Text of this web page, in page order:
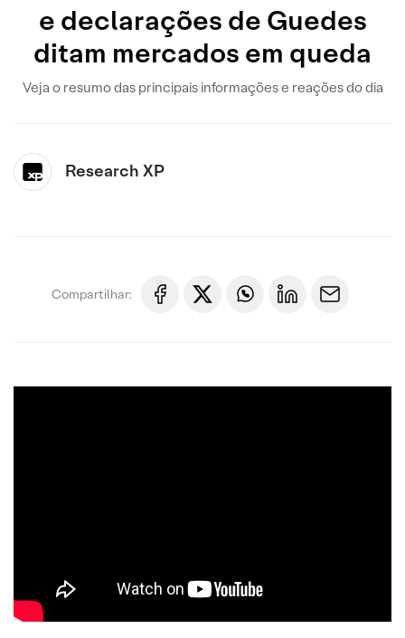
e declarações de Guedes
ditam mercados em queda
Veja o resumo das principais informações e reações do dia
Research XP
Compartilhar: